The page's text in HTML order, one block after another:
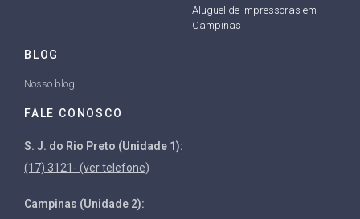
Aluguel de impressoras em
Campinas
BLOG
Nosso blog
FALE CONOSCO
S. J. do Rio Preto (Unidade 1):
(17) 3121- (ver telefone)
Campinas (Unidade 2):